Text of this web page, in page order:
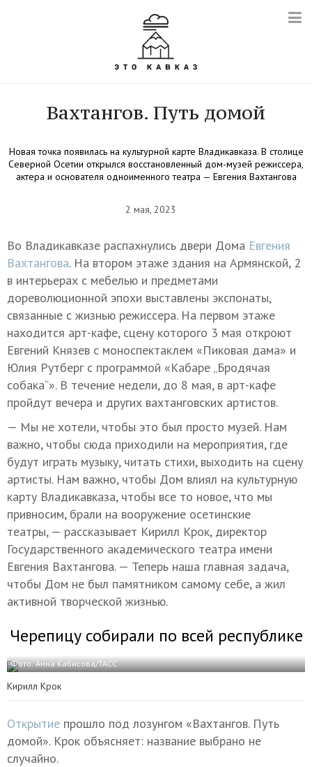
Вахтангов. Путь домой
Новая точка появилась на культурной карте Владикавказа. В столице
Северной Осетии открылся восстановленный дом-музей режиссера,
актера и основателя одноименного театра — Евгения Вахтангова
2 мая, 2023
Во Владикавказе распахнулись двери Дома Евгения
Вахтангова. На втором этаже здания на Армянской, 2
в интерьерах с мебелью и предметами
дореволюционной эпохи выставлены экспонаты,
связанные с жизнью режиссера. На первом этаже
находится арт-кафе, сцену которого 3 мая откроют
Евгений Князев с моноспектаклем «Пиковая дама» и
Юлия Рутберг с программой «Кабаре „Бродячая
собака“». В течение недели, до 8 мая, в арт-кафе
пройдут вечера и других вахтанговских артистов.
— Мы не хотели, чтобы это был просто музей. Нам
важно, чтобы сюда приходили на мероприятия, где
будут играть музыку, читать стихи, выходить на сцену
артисты. Нам важно, чтобы Дом влиял на культурную
карту Владикавказа, чтобы все то новое, что мы
привносим, брали на вооружение осетинские
театры, — рассказывает Кирилл Крок, директор
Государственного академического театра имени
Евгения Вахтангова. — Теперь наша главная задача,
чтобы Дом не был памятником самому себе, а жил
активной творческой жизнью.
Черепицу собирали по всей республике
Фото: Анна Кабисова/ТАСС
Кирилл Крок
Открытие прошло под лозунгом «Вахтангов. Путь
домой». Крок объясняет: название выбрано не
случайно.